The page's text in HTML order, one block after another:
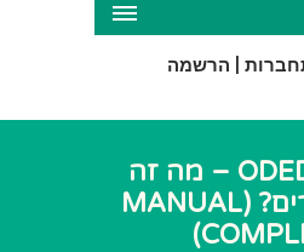
הרשמה
ODED ZOHAR – מה זה
קידום אתרים? (MANUAL